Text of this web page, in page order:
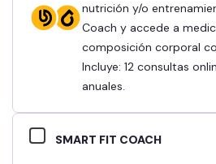
nutrición y/o
Coach y accede a
composición corporal
Incluye: 12 consultas
anuales.
SMART FIT COACH